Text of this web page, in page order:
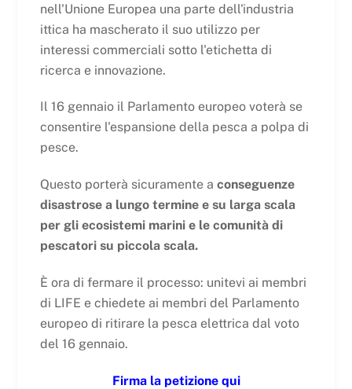
nell'Unione Europea una parte dell'industria
ittica ha mascherato il suo utilizzo per
interessi commerciali sotto l'etichetta di
ricerca e innovazione.
Il 16 gennaio il Parlamento europeo voterà se
consentire l'espansione della pesca a polpa di
pesce.
Questo porterà sicuramente a conseguenze
disastrose a lungo termine e su larga scala
per gli ecosistemi marini e le comunità di
pescatori su piccola scala.
È ora di fermare il processo: unitevi ai membri
di LIFE e chiedete ai membri del Parlamento
europeo di ritirare la pesca elettrica dal voto
del 16 gennaio.
Firma la petizione qui